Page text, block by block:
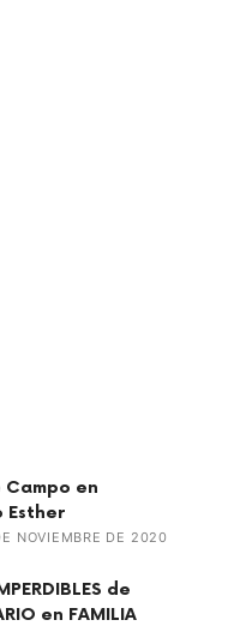
Campo en
Esther
NOVIEMBRE DE 2020
de
en FAMILIA